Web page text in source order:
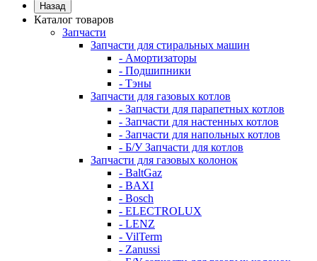
Назад
Каталог товаров
Запчасти
Запчасти для стиральных машин
- Амортизаторы
- Подшипники
- Тэны
Запчасти для газовых котлов
- Запчасти для парапетных котлов
- Запчасти для настенных котлов
- Запчасти для напольных котлов
- Б/У Запчасти для котлов
Запчасти для газовых колонок
- BaltGaz
- BAXI
- Bosch
- ELECTROLUX
- LENZ
- VilTerm
- Zanussi